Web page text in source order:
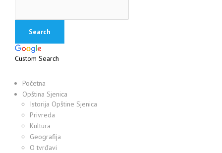
Custom Search
Početna
Opština Sjenica
Istorija Opštine Sjenica
Privreda
Kultura
Geografija
O tvrđavi